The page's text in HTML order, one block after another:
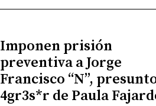
Imponen prisión
preventiva a Jorge
Francisco “N”,
4gr3s*r de Paula